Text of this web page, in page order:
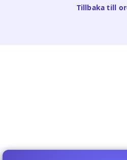
Tillbaka till